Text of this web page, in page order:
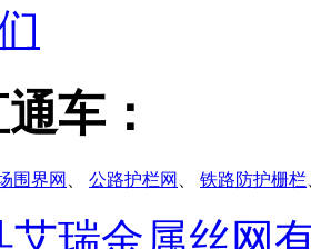
车：
围界网 公路护栏网 铁路防护栅栏